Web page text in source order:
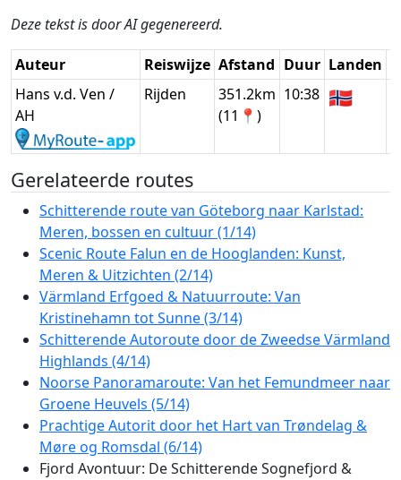
Deze tekst is door AI gegenereerd.
Auteur Reiswijze Afstand Duur Landen
Hans v.d. Ven /
AH
Rijden
351.2km
(11📍)
10:38 🇳🇴
Gerelateerde routes
Schitterende route van Göteborg naar Karlstad:
Meren, bossen en cultuur (1/14)
Scenic Route Falun en de Hooglanden: Kunst,
Meren & Uitzichten (2/14)
Värmland Erfgoed & Natuurroute: Van
Kristinehamn tot Sunne (3/14)
Schitterende Autoroute door de Zweedse Värmland
Highlands (4/14)
Noorse Panoramaroute: Van het Femundmeer naar
Groene Heuvels (5/14)
Prachtige Autorit door het Hart van Trøndelag &
Møre og Romsdal (6/14)
Fjord Avontuur: De Schitterende Sognefjord &